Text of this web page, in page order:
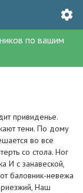
по вашим
привиденье.
тени. По дому
во все
со стола. Ног
И с занавеской,
баловник-невежа
Наш